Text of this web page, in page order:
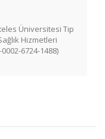
Üniversitesi Tıp
Hizmetleri
6724-1488)